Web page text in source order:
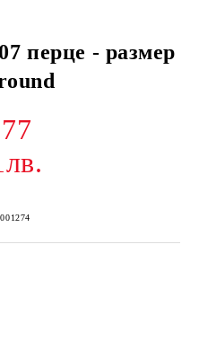
перце - размер